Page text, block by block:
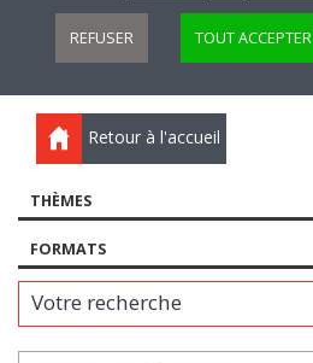
REFUSER TOUT ACCEPTER
Retour à l'accueil
THÈMES
FORMATS
Votre recherche